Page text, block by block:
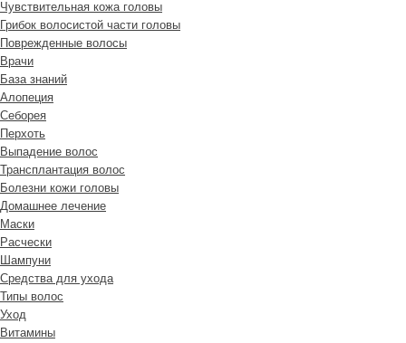
Чувствительная кожа головы
Грибок волосистой части головы
Поврежденные волосы
Врачи
База знаний
Алопеция
Себорея
Перхоть
Выпадение волос
Трансплантация волос
Болезни кожи головы
Домашнее лечение
Маски
Расчески
Шампуни
Средства для ухода
Типы волос
Уход
Витамины